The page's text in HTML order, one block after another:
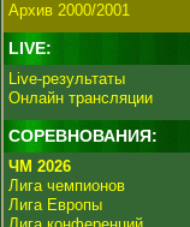
Архив 2000/2001
LIVE:
Live-результаты
Онлайн трансляции
СОРЕВНОВАНИЯ:
ЧМ 2026
Лига чемпионов
Лига Европы